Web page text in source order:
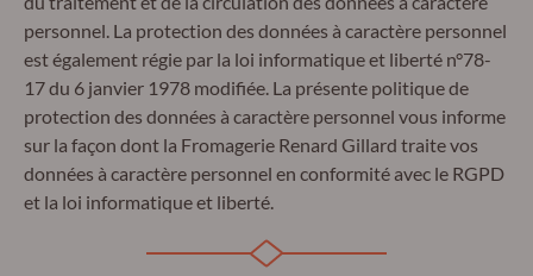
personnel. La protection des données à caractère personnel
est également régie par la loi informatique et liberté n°78-
17 du 6 janvier 1978 modifiée. La présente politique de
protection des données à caractère personnel vous informe
sur la façon dont la Fromagerie Renard Gillard traite vos
données à caractère personnel en conformité avec le RGPD
et la loi informatique et liberté.